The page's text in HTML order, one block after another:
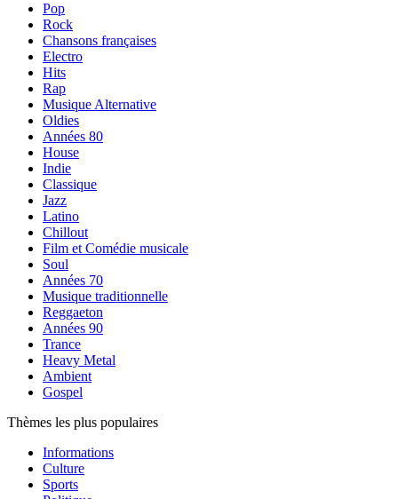
Pop
Rock
Chansons françaises
Electro
Hits
Rap
Musique Alternative
Oldies
Années 80
House
Indie
Classique
Jazz
Latino
Chillout
Film et Comédie musicale
Soul
Années 70
Musique traditionnelle
Reggaeton
Années 90
Trance
Heavy Metal
Ambient
Gospel
Thèmes les plus populaires
Informations
Culture
Sports